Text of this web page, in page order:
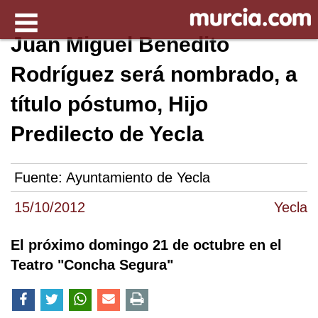
15/10/2012 Yecla
Juan Miguel Benedito
Rodríguez será nombrado, a
título póstumo, Hijo
Predilecto de Yecla
Fuente: Ayuntamiento de Yecla
El próximo domingo 21 de octubre en el
Teatro "Concha Segura"